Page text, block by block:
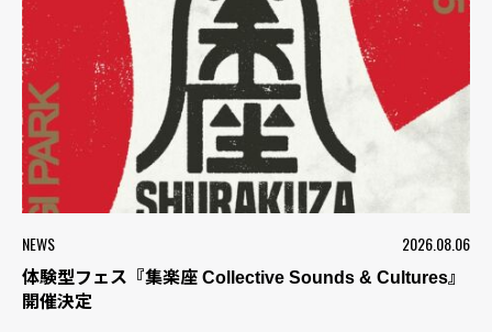
NEWS 2026.08.06
体験型フェス『集楽座 Collective Sounds & Cultures』
開催決定